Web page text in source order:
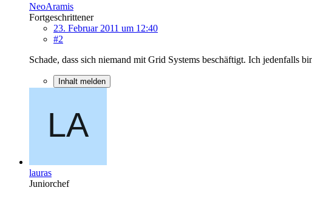
NeoAramis
Fortgeschrittener
23. Februar 2011 um 12:40
#2
Schade, dass sich niemand mit Grid Systems beschäftigt. Ich jedenfalls
Inhalt melden
lauras
Juniorchef